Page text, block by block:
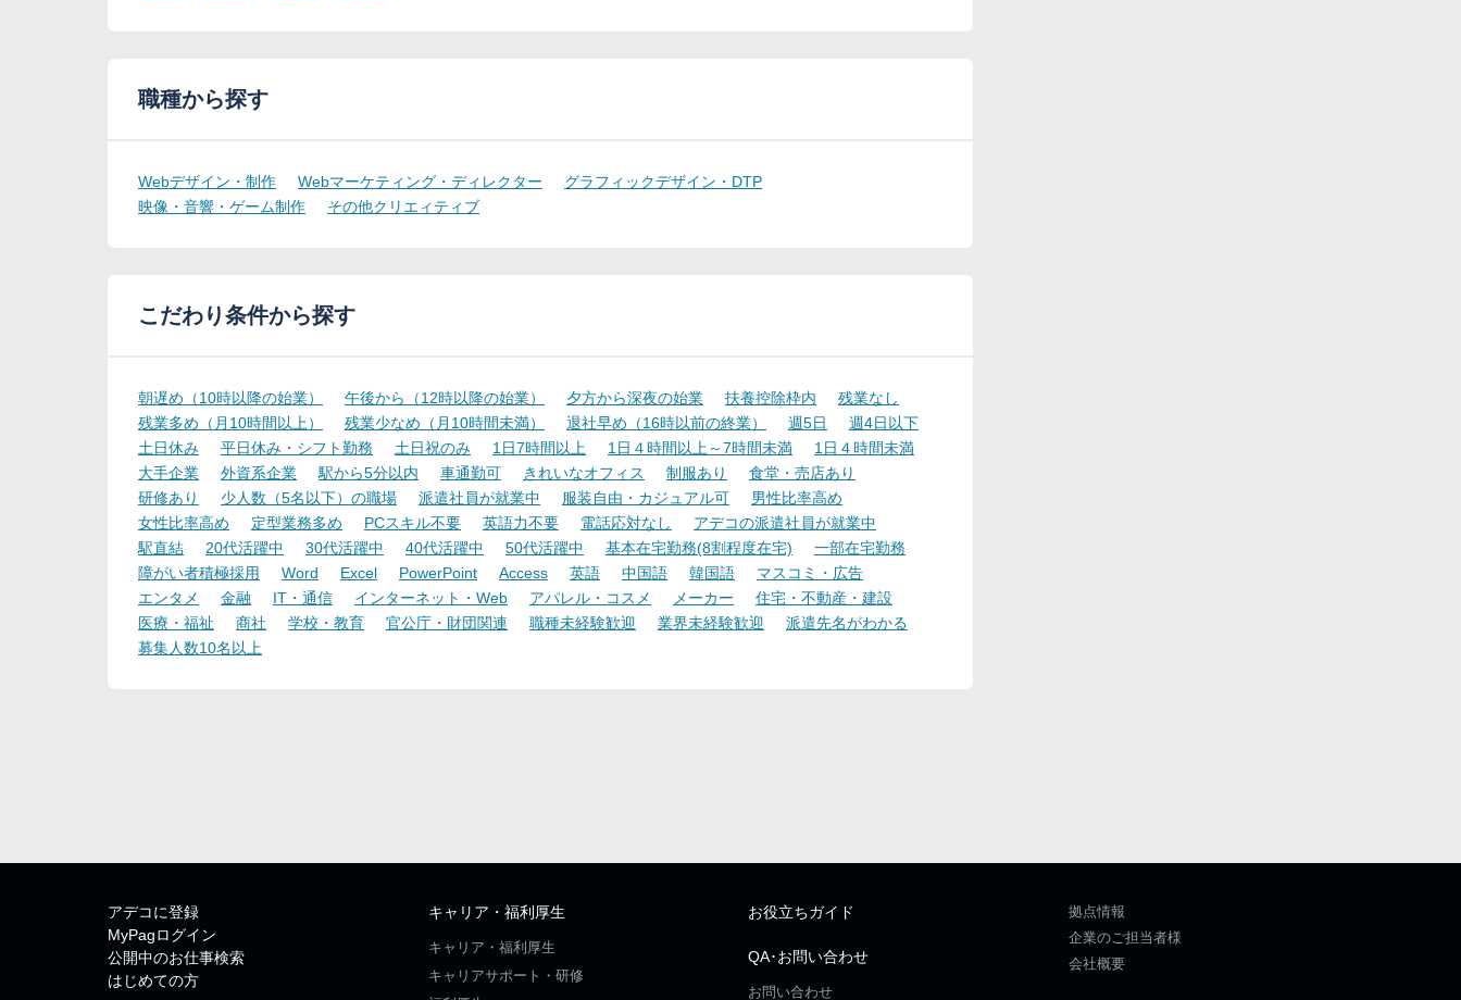
職種から探す
Webデザイン・制作 Webマーケティング・ディレクター
グラフィックデザイン・DTP
映像・音響・ゲーム制作
その他クリエィティブ
こだわり条件から探す
朝遅め（10時以降の始業） 午後から（12時以降の始業） 夕方から深夜の始業 扶養控除枠内
残業なし
残業多め（月10時間以上）
残業少なめ（月10時間未満） 退社早め（16時以前の終業） 週5日
週4日以下
土日休み
平日休み・シフト勤務 土日祝のみ 1日7時間以上 1日４時間以上～7時間未満
1日４時間未満
大手企業
外資系企業 駅から5分以内 車通勤可 きれいなオフィス 制服あり
食堂・売店あり
研修あり
少人数（5名以下）の職場 派遣社員が就業中 服装自由・カジュアル可
男性比率高め
女性比率高め
定型業務多め PCスキル不要 英語力不要 電話応対なし
アデコの派遣社員が就業中
駅直結
20代活躍中 30代活躍中 40代活躍中 50代活躍中 基本在宅勤務(8割程度在宅)
一部在宅勤務
障がい者積極採用
Word Excel PowerPoint Access 英語 中国語 韓国語
マスコミ・広告
エンタメ
金融 IT・通信 インターネット・Web アパレル・コスメ メーカー
住宅・不動産・建設
医療・福祉
商社 学校・教育 官公庁・財団関連 職種未経験歓迎 業界未経験歓迎
派遣先名がわかる
募集人数10名以上
アデコに登録
MyPagログイン
公開中のお仕事検索
はじめての方
キャリア・福利厚生
キャリア・福利厚生
キャリアサポート・研修
お役立ちガイド
QA･お問い合わせ
お問い合わせ
拠点情報
企業のご担当者様
会社概要